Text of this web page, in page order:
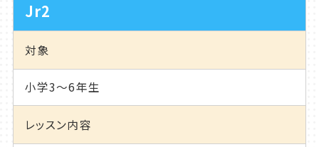
Jr2
対象
小学3～6年生
レッスン内容